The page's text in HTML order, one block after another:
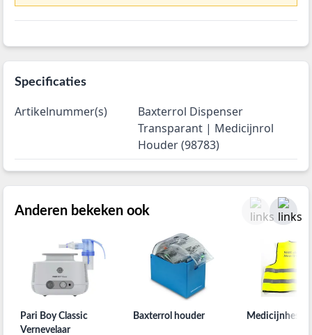
Specificaties
Artikelnummer(s)
Baxterrol Dispenser
Transparant | Medicijnrol
Houder (98783)
Anderen bekeken ook
Pari Boy Classic
Vernevelaar
Baxterrol houder Medicijnhesje